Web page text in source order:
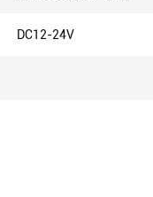
DC12-24V